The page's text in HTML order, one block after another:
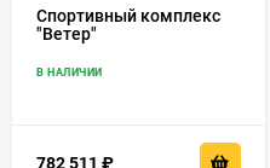
Спортивный комплекс
"Ветер"
В НАЛИЧИИ
782 511